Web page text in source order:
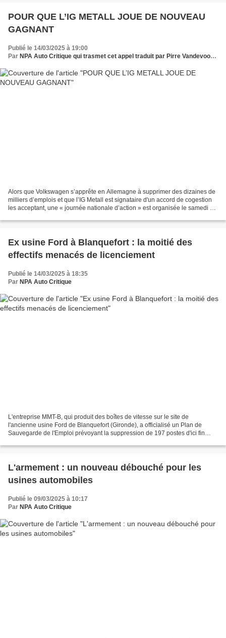
POUR QUE L’IG METALL JOUE DE NOUVEAU
GAGNANT
Publié le 14/03/2025 à 19:00
Par NPA Auto Critique qui trasmet cet appel traduit par Pirre Vandevoorde
Alors que Volkswagen s’apprête en Allemagne à supprimer des dizaines de
milliers d’emplois et que l’IG Metall est signataire d'un accord de cogestion
les acceptant, une « journée nationale d’action » est organisée le samedi 15
Ex usine Ford à Blanquefort : la moitié des
effectifs menacés de licenciement
Publié le 14/03/2025 à 18:35
Par NPA Auto Critique
L'entreprise MMT-B, qui produit des boîtes de vitesse sur le site de
l'ancienne usine Ford de Blanquefort (Gironde), a officialisé un Plan de
Sauvegarde de l'Emploi prévoyant la suppression de 197 postes d'ici fin
L'armement : un nouveau débouché pour les
usines automobiles
Publié le 09/03/2025 à 10:17
Par NPA Auto Critique